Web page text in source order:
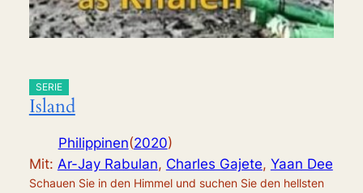
SERIE
Island
Philippinen(2020)
Mit: Ar-Jay Rabulan, Charles Gajete, Yaan Dee
Schauen Sie in den Himmel und suchen Sie den hellsten